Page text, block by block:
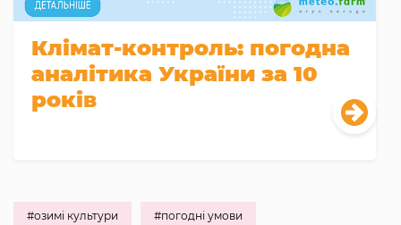
Клімат-контроль: погодна
аналітика України за 10
років
#озимі культури #погодні умови